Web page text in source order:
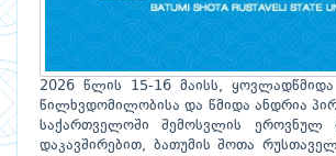
2026 წლის 15-16 მაისს,
წილხვდომილობისა და წმიდა ანდრია
საქართველოში შემოსვლის ეროვნულ
დაკავშირებით, ბათუმის შოთა